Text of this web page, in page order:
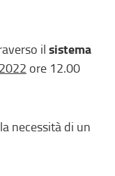
il sistema
ore 12.00
necessità di un